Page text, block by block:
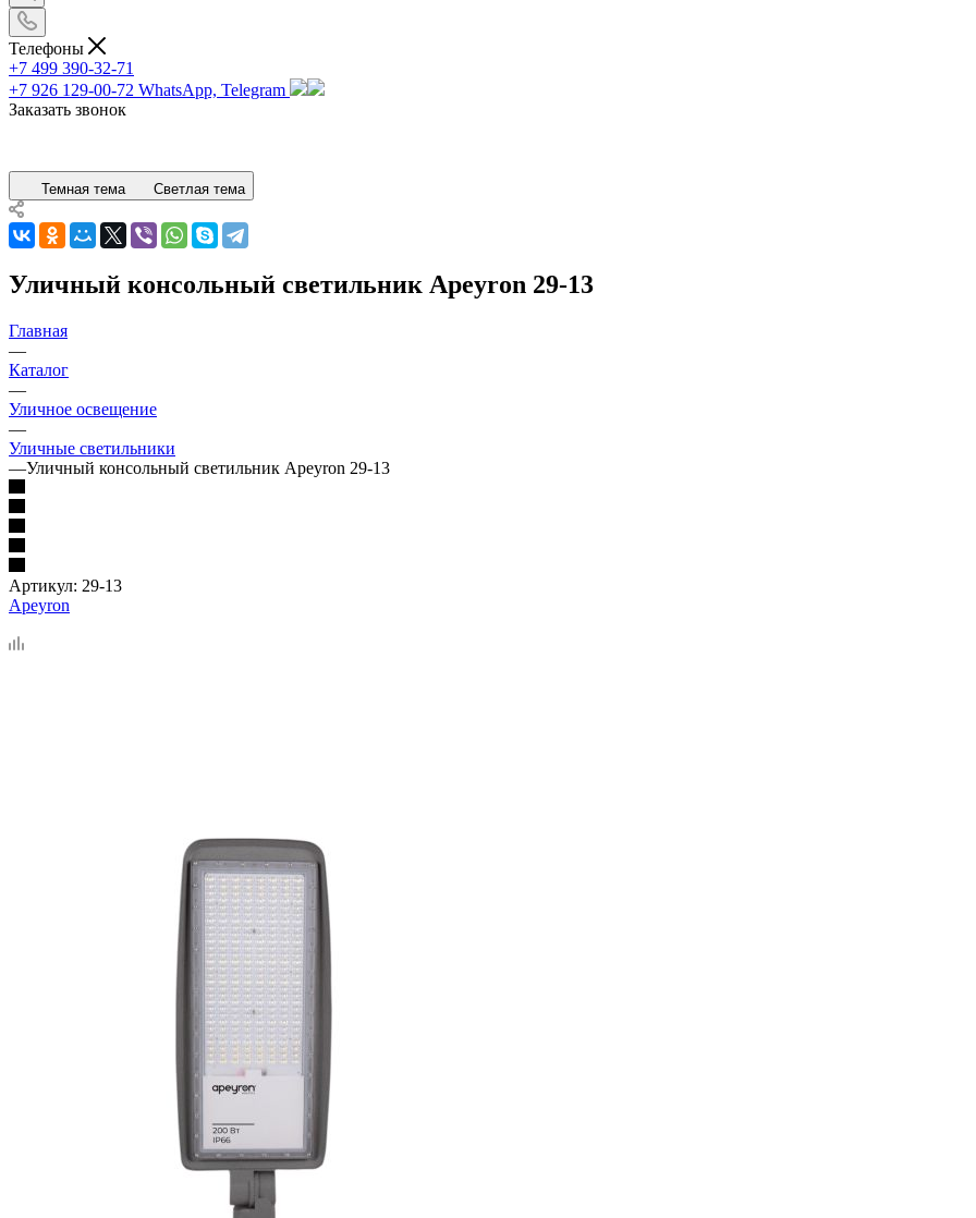
Телефоны
+7 499 390-32-71
+7 926 129-00-72 WhatsApp, Telegram
Заказать звонок
Темная тема Светлая тема
Уличный консольный светильник Apeyron 29-13
Главная
—
Каталог
—
Уличное освещение
—
Уличные светильники
—Уличный консольный светильник Apeyron 29-13
Артикул: 29-13
Apeyron